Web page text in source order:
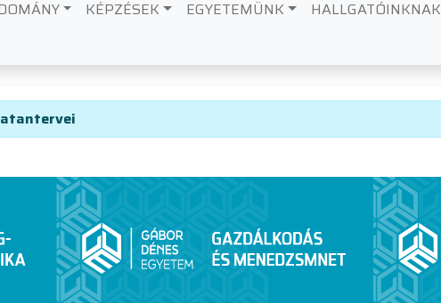
KÉPZÉSEK EGYETEMÜNK HALLGATÓINKNAK
mintatanterv